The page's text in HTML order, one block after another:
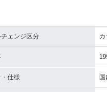
ェンジ区分
仕様